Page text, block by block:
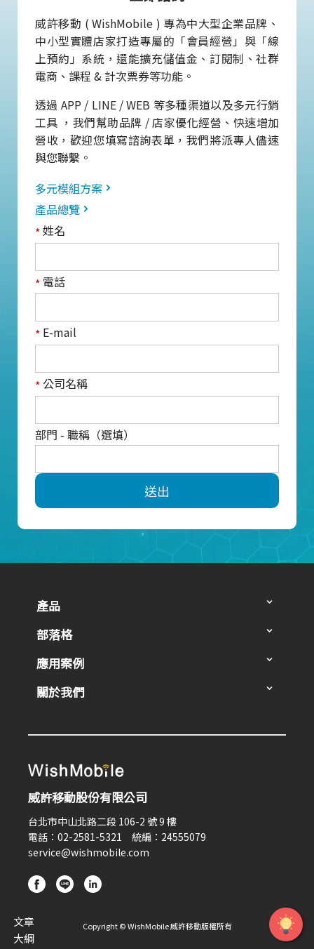
文章
大綱
威許移動 ( WishMobile ) 專為中大型企業品牌、
中小型實體店家打造專屬的「會員經營」與「線
上預約」系統，還能擴充儲值金、訂閱制、社群
電商、課程 & 計次票券等功能。
透過 APP / LINE / WEB 等多種渠道以及多元行銷
工具 ，我們幫助品牌 / 店家優化經營、快速增加
營收，歡迎您填寫諮詢表單，我們將派專人儘速
與您聯繫。
多元模組方案
產品總覽
*姓名
* 電話
* E-mail
* 公司名稱
部門 - 職稱（選填）
送出
產品
部落格
應用案例
關於我們
威許移動股份有限公司
台北市中山北路二段 106-2 號 9 樓
電話：02-2581-5321 統編：24555079
service@wishmobile.com
Copyright © WishMobile 威許移動版權所有